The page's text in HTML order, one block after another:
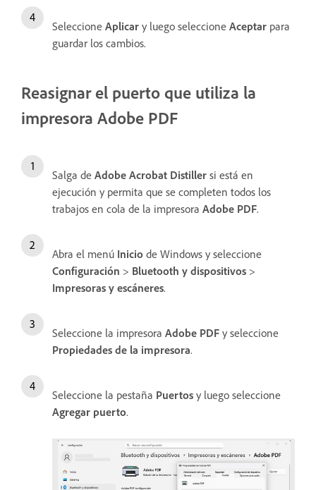
Seleccione Aplicar y luego seleccione Aceptar para
guardar los cambios.
Reasignar el puerto que utiliza la
impresora Adobe PDF
Salga de Adobe Acrobat Distiller si está en
ejecución y permita que se completen todos los
trabajos en cola de la impresora Adobe PDF.
Abra el menú Inicio de Windows y seleccione
Configuración > Bluetooth y dispositivos >
Impresoras y escáneres.
Seleccione la impresora Adobe PDF y seleccione
Propiedades de la impresora.
Seleccione la pestaña Puertos y luego seleccione
Agregar puerto.